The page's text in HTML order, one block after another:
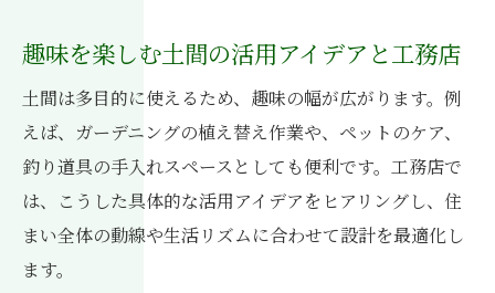
趣味を楽しむ土間の活用アイデアと工務店
土間は多目的に使えるため、趣味の幅が広がります。例
えば、ガーデニングの植え替え作業や、ペットのケア、
釣り道具の手入れスペースとしても便利です。工務店で
は、こうした具体的な活用アイデアをヒアリングし、住
まい全体の動線や生活リズムに合わせて設計を最適化し
ます。